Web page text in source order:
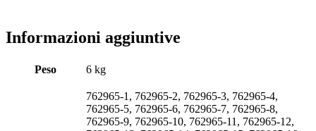
Informazioni aggiuntive
Peso 6 kg
762965-1, 762965-2, 762965-3, 762965-4,
762965-5, 762965-6, 762965-7, 762965-8,
762965-9, 762965-10, 762965-11, 762965-12,